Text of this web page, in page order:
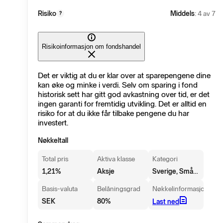
Risiko ? Middels: 4 av 7
Risikoinformasjon om fondshandel
Det er viktig at du er klar over at sparepengene dine
kan øke og minke i verdi. Selv om sparing i fond
historisk sett har gitt god avkastning over tid, er det
ingen garanti for fremtidig utvikling. Det er alltid en
risiko for at du ikke får tilbake pengene du har
investert.
Nøkkeltall
Total pris
1,21%
Aktiva klasse
Aksje
Kategori
Sverige, Små/mellomstore selskaper
Basis-valuta
SEK
Belåningsgrad
80%
Nøkkelinformasjon
Last ned